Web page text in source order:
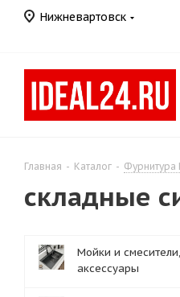
Нижневартовск
Главная - Каталог -
складные
Мойки и смесители,
аксессуары